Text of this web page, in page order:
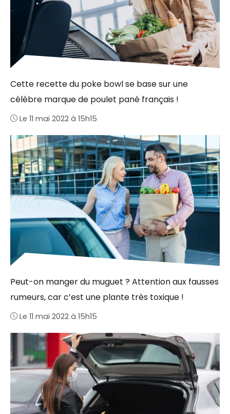
Cette recette du poke bowl se base sur une
célèbre marque de poulet pané français !
Le 11 mai 2022 à 15h15
Peut-on manger du muguet ? Attention aux fausses
rumeurs, car c’est une plante très toxique !
Le 11 mai 2022 à 15h15